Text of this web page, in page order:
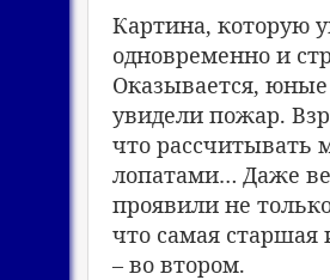
Картина, которую
одновременно и
Оказывается,
увидели пожар.
что рассчитывать
лопатами… Даже
проявили не
что самая старшая
– во втором.